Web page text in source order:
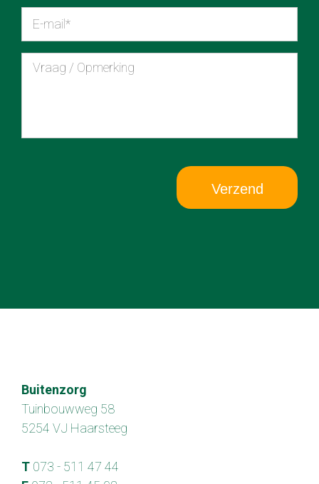
Verzend
Buitenzorg
Tuinbouwweg 58
5254 VJ Haarsteeg
T 073 - 511 47 44